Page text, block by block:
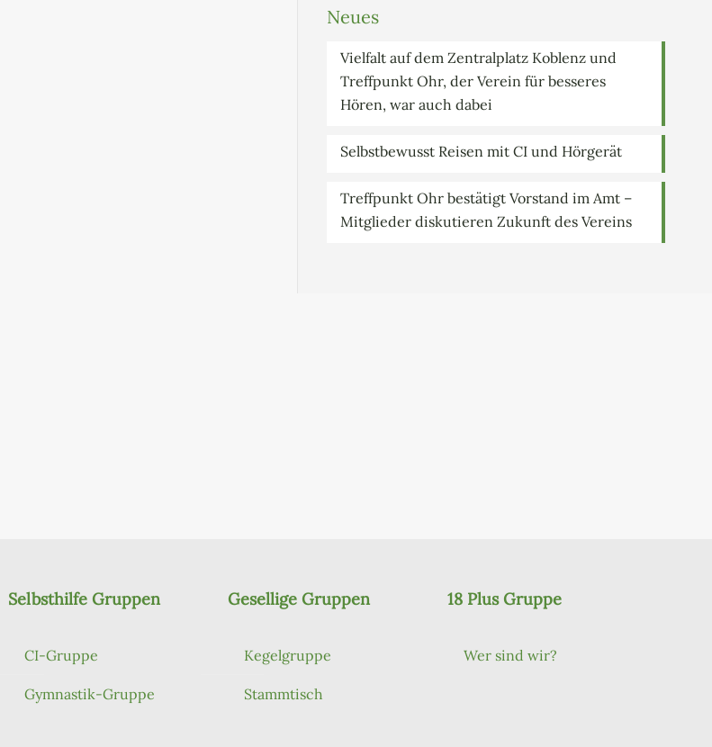
Neues
Vielfalt auf dem Zentralplatz Koblenz und
Treffpunkt Ohr, der Verein für besseres
Hören, war auch dabei
Selbstbewusst Reisen mit CI und Hörgerät
Treffpunkt Ohr bestätigt Vorstand im Amt –
Mitglieder diskutieren Zukunft des Vereins
Selbsthilfe Gruppen
CI-Gruppe
Gymnastik-Gruppe
Gesellige Gruppen
Kegelgruppe
Stammtisch
18 Plus Gruppe
Wer sind wir?